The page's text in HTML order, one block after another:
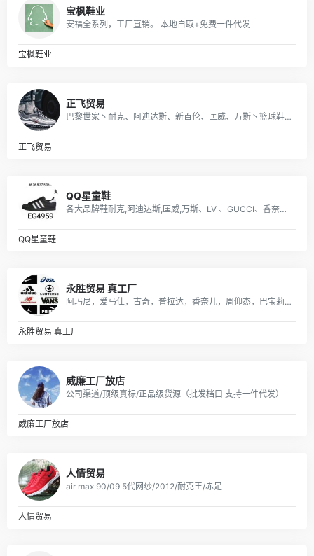
鞋评
专题鞋评 / 叶咪的 PUMA Mobium Elite Speed 评测
鞋评 2024-07-16
宝枫鞋业
安福全系列，工厂直销。 本地自取+免费一件代发
宝枫鞋业
正飞贸易
巴黎世家丶耐克、阿迪达斯、新百伦、匡威、万斯丶篮球鞋、耐克空军阿迪贝克特史密斯新百伦等 一站式购齐 支持一件代发
正飞贸易
QQ星童鞋
各大品牌鞋耐克,阿迪达斯,匡威,万斯、LV 、GUCCI、香奈儿等包包 、皮带、帽子
QQ星童鞋
永胜贸易 真工厂
阿玛尼，爱马仕，古奇，普拉达，香奈儿，周仰杰，巴宝莉，朱塞佩·萨诺第 (Giuseppe Zanotti)等国际品牌男女潮鞋；品质保证，货源稳定，专业代发
永胜贸易 真工厂
威廉工厂放店
公司渠道/顶级真标/正品级货源（批发档口 支持一件代发）
威廉工厂放店
人情贸易
air max 90/09 5代网纱/2012/耐克王/赤足
人情贸易